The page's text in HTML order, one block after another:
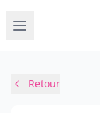
Retour